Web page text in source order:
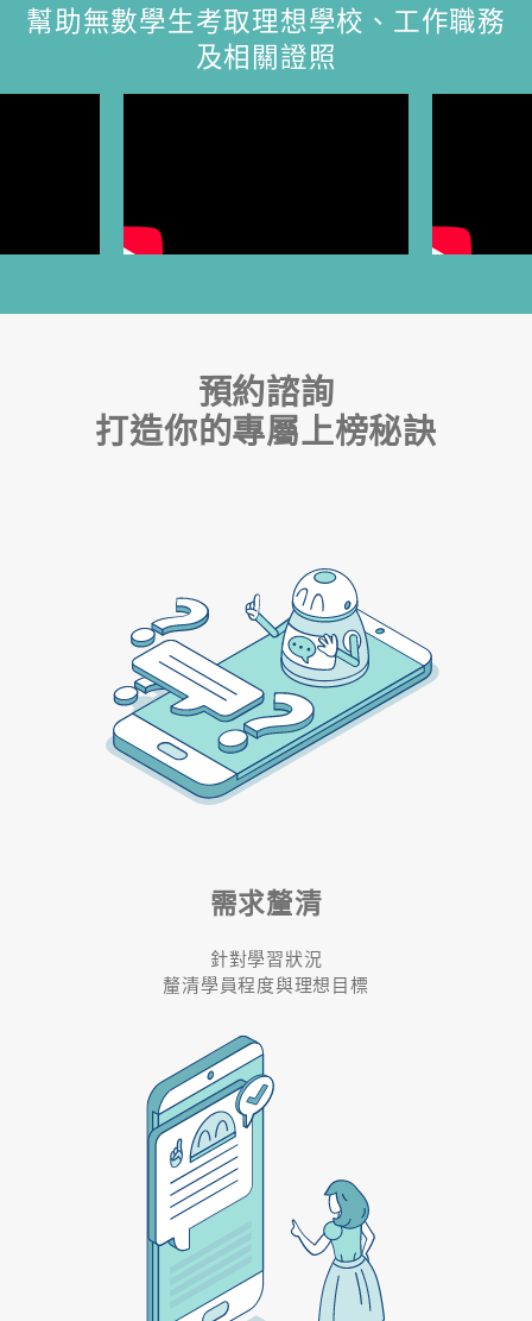
幫助無數學生考取理想學校、工作職務
及相關證照
預約諮詢
打造你的專屬上榜秘訣
需求釐清
針對學習狀況
釐清學員程度與理想目標